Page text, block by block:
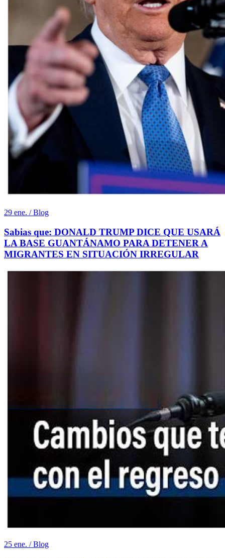
29 ene. / Blog
Sabias que: DONALD TRUMP DICE QUE USARÁ
LA BASE GUANTÁNAMO PARA DETENER A
MIGRANTES EN SITUACIÓN IRREGULAR
25 ene. / Blog